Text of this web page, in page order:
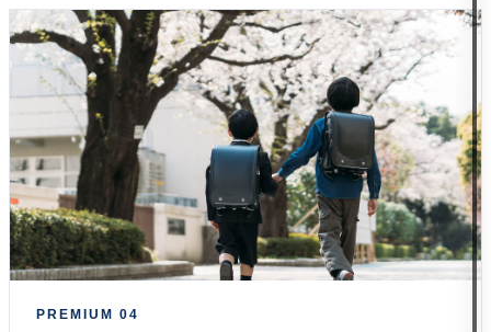
PREMIUM 04